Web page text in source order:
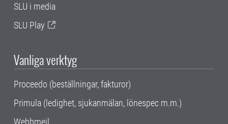
SLU i media
SLU Play
Vanliga verktyg
Proceedo (beställningar, fakturor)
Primula (ledighet, sjukanmälan, lönespec m.m.)
Webbmejl